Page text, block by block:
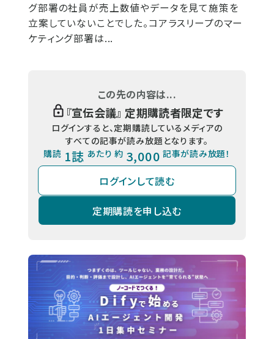
グ部署の社員が売上数値やデータを見て施策を
立案していないことでした。コアラスリープのマー
ケティング部署は...
この先の内容は...
『宣伝会議』 定期購読者限定です
ログインすると、定期購読しているメディアの
すべての記事が読み放題となります。
購読 1誌 あたり 約 3,000 記事が読み放題！
ログインして読む
定期購読を申し込む